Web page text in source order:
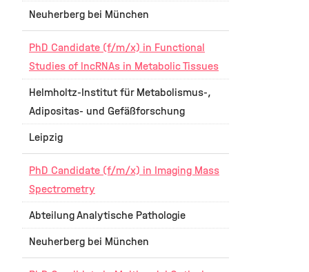
Neuherberg bei München
PhD Candidate (f/m/x) in Functional
Studies of lncRNAs in Metabolic Tissues
Helmholtz-Institut für Metabolismus-,
Adipositas- und Gefäßforschung
Leipzig
PhD Candidate (f/m/x) in Imaging Mass
Spectrometry
Abteilung Analytische Pathologie
Neuherberg bei München